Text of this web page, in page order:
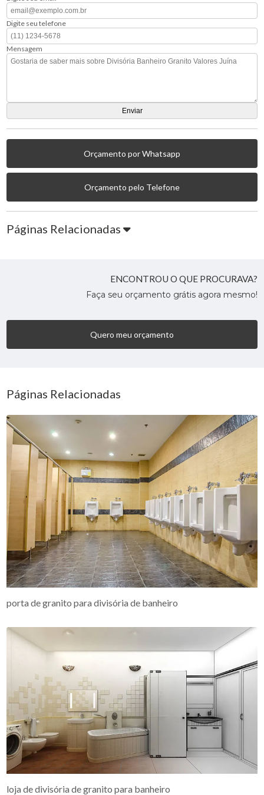
Digite seu telefone
Mensagem
Orçamento por Whatsapp
Orçamento pelo Telefone
Páginas Relacionadas
ENCONTROU O QUE PROCURAVA?
Faça seu orçamento grátis agora mesmo!
Quero meu orçamento
Páginas Relacionadas
porta de granito para divisória de banheiro
loja de divisória de granito para banheiro